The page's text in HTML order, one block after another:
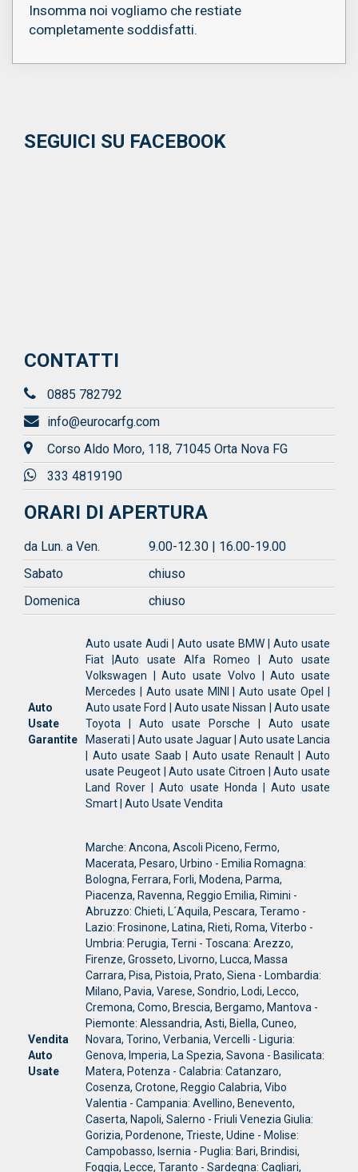
Insomma noi vogliamo che restiate
completamente soddisfatti.
SEGUICI SU FACEBOOK
CONTATTI
0885 782792
info@eurocarfg.com
Corso Aldo Moro, 118, 71045 Orta Nova FG
333 4819190
ORARI DI APERTURA
da Lun. a Ven.
9.00-12.30 | 16.00-19.00
Sabato
chiuso
Domenica
chiuso
Auto
Usate
Garantite
Auto usate Audi | Auto usate BMW | Auto usate
Fiat |Auto usate Alfa Romeo | Auto usate
Volkswagen | Auto usate Volvo | Auto usate
Mercedes | Auto usate MINI | Auto usate Opel |
Auto usate Ford | Auto usate Nissan | Auto usate
Toyota | Auto usate Porsche | Auto usate
Maserati | Auto usate Jaguar | Auto usate Lancia
| Auto usate Saab | Auto usate Renault | Auto
usate Peugeot | Auto usate Citroen | Auto usate
Land Rover | Auto usate Honda | Auto usate
Smart | Auto Usate Vendita
Vendita
Auto
Usate
Marche: Ancona, Ascoli Piceno, Fermo,
Macerata, Pesaro, Urbino - Emilia Romagna:
Bologna, Ferrara, Forli, Modena, Parma,
Piacenza, Ravenna, Reggio Emilia, Rimini -
Abruzzo: Chieti, L´Aquila, Pescara, Teramo -
Lazio: Frosinone, Latina, Rieti, Roma, Viterbo -
Umbria: Perugia, Terni - Toscana: Arezzo,
Firenze, Grosseto, Livorno, Lucca, Massa
Carrara, Pisa, Pistoia, Prato, Siena - Lombardia:
Milano, Pavia, Varese, Sondrio, Lodi, Lecco,
Cremona, Como, Brescia, Bergamo, Mantova -
Piemonte: Alessandria, Asti, Biella, Cuneo,
Novara, Torino, Verbania, Vercelli - Liguria:
Genova, Imperia, La Spezia, Savona - Basilicata:
Matera, Potenza - Calabria: Catanzaro,
Cosenza, Crotone, Reggio Calabria, Vibo
Valentia - Campania: Avellino, Benevento,
Caserta, Napoli, Salerno - Friuli Venezia Giulia:
Gorizia, Pordenone, Trieste, Udine - Molise:
Campobasso, Isernia - Puglia: Bari, Brindisi,
Foggia, Lecce, Taranto - Sardegna: Cagliari,